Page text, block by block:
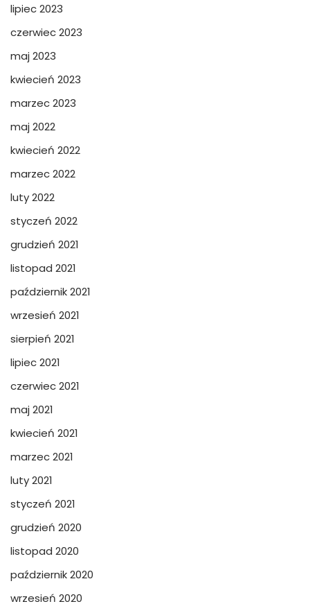
lipiec 2023
czerwiec 2023
maj 2023
kwiecień 2023
marzec 2023
maj 2022
kwiecień 2022
marzec 2022
luty 2022
styczeń 2022
grudzień 2021
listopad 2021
październik 2021
wrzesień 2021
sierpień 2021
lipiec 2021
czerwiec 2021
maj 2021
kwiecień 2021
marzec 2021
luty 2021
styczeń 2021
grudzień 2020
listopad 2020
październik 2020
wrzesień 2020